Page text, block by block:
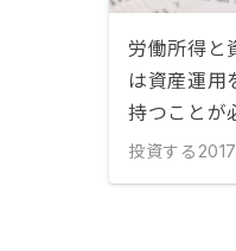
労働所得と
は資産運用
持つことが
投資する